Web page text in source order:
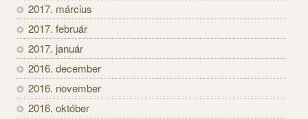
2017. március
2017. február
2017. január
2016. december
2016. november
2016. október